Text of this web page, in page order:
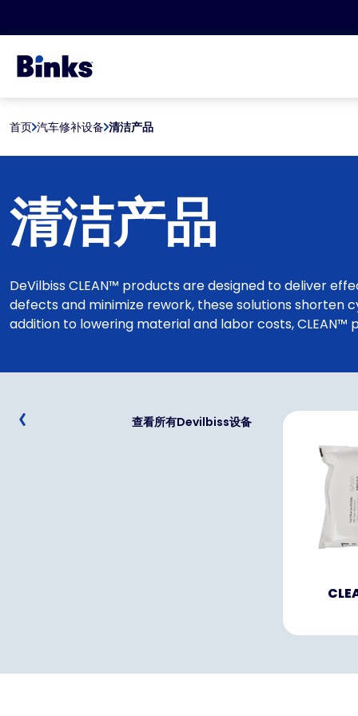
首页 汽车修补设备 清洁产品
清洁产品
DeVilbiss CLEAN™ products are designed to deliver
defects and minimize rework, these solutions
addition to lowering material and labor costs,
查看所有Devilbiss设备